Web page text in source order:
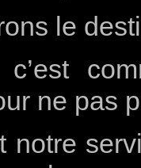
le
ne pas
notre